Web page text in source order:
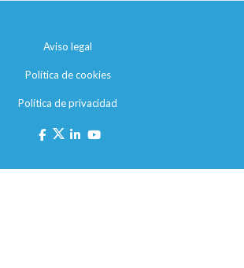
Aviso legal
Política de cookies
Política de privacidad